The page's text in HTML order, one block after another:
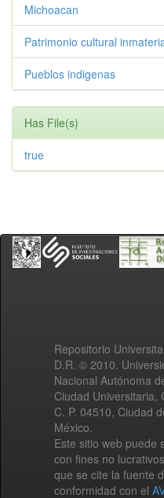
Michoacan
Patrimonio cultural
Pueblos indigenas
Has File(s)
true
Repositorio
D.R. © 2010.
Nacional Autónoma
Ciudad Universitaria,
C. P. 04510, Ciudad
México.
Este sitio web puede
con fines no
que se cite la fuente
conformidad con el